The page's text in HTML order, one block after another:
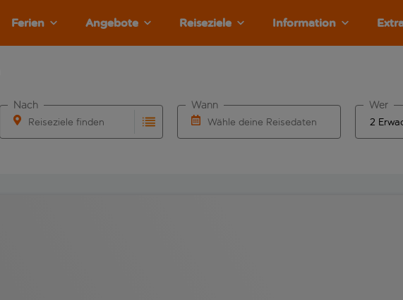
Ferien Angebote Reiseziele Information
Reiseziele finden
Nach
Wähle deine Reisedaten
Wann Wer